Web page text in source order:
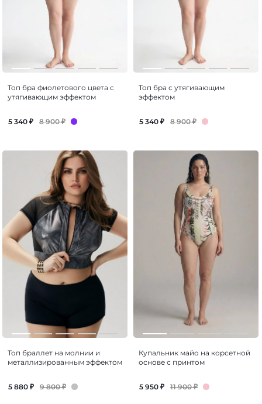
Топ бра фиолетового цвета с
утягивающим эффектом
5 340 ₽ 8 900₽
Топ бра с утягивающим
эффектом
5 340 ₽ 8 900₽
Топ браллет на молнии и
металлизированным эффектом
5 880 ₽ 9 800₽
Купальник майо на корсетной
основе с принтом
5 950 ₽ 11 900₽